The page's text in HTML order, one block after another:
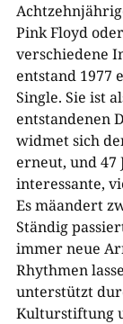
Pink Floyd
verschiedene
entstand 1977
Single. Sie ist
entstandenen
widmet sich
erneut, und 47
interessante,
Es mäandert
Ständig
immer neue
Rhythmen
unterstützt
Kulturstiftung